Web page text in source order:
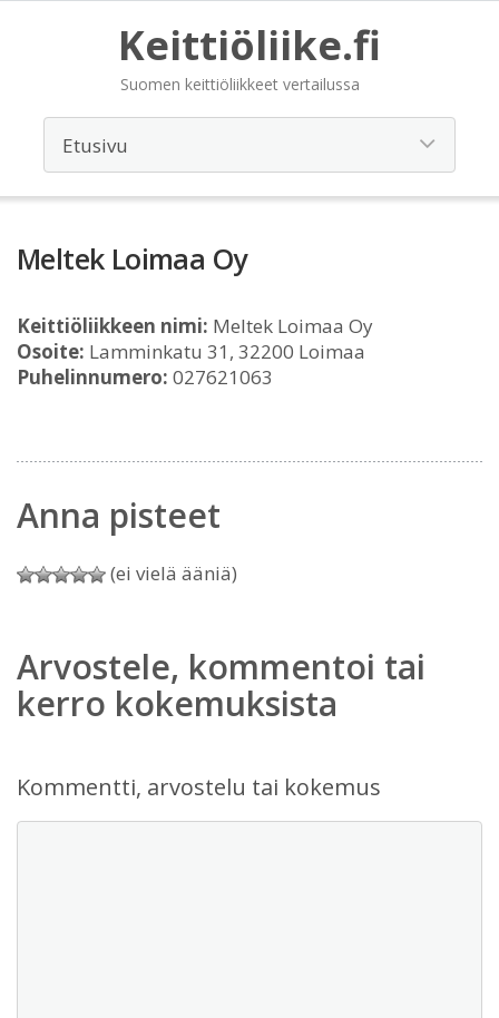
Keittiöliike.fi
Suomen keittiöliikkeet vertailussa
Meltek Loimaa Oy
Keittiöliikkeen nimi: Meltek Loimaa Oy
Osoite: Lamminkatu 31, 32200 Loimaa
Puhelinnumero: 027621063
Anna pisteet
(ei vielä ääniä)
Arvostele, kommentoi tai
kerro kokemuksista
Kommentti, arvostelu tai kokemus